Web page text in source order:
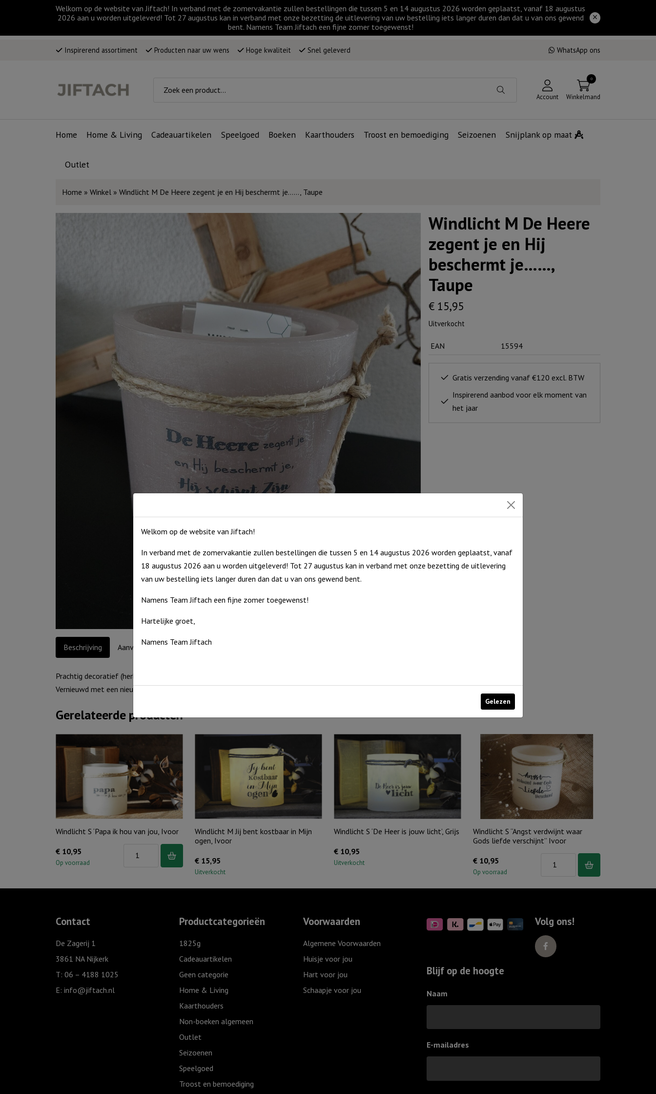
Welkom op de website van Jiftach! In verband met de zomervakantie zullen bestellingen die tussen 5 en 14 augustus 2026 worden geplaatst, vanaf 18 augustus
2026 aan u worden uitgeleverd! Tot 27 augustus kan in verband met onze bezetting de uitlevering van uw bestelling iets langer duren dan dat u van ons gewend
bent. Namens Team Jiftach een fijne zomer toegewenst!
Inspirerend assortiment Producten naar uw wens Hoge kwaliteit Snel geleverd WhatsApp ons
Account
0
Winkelmand
Home Home & Living Cadeauartikelen Speelgoed Boeken Kaarthouders Troost en bemoediging Seizoenen Snijplank op maat
Outlet
Home » Winkel » Windlicht M De Heere zegent je en Hij beschermt je……, Taupe
Windlicht M De Heere
zegent je en Hij
beschermt je……,
Taupe
€15,95
Uitverkocht
EAN 15594
Gratis verzending vanaf €120 excl. BTW
Inspirerend aanbod voor elk moment van
het jaar
Beschrijving Aanvullende informatie
Prachtig decoratief (herbruikbaar) windlicht. Met dit windlicht kunt u urenlang genieten van sfeer en licht.
Vernieuwd met een nieuw design. Grind en theelichtje worden bijgeleverd.
Gerelateerde producten
Windlicht S ‘Papa ik hou van jou, Ivoor
€ 10,95
Op voorraad
ik
Windlicht M Jij bent kostbaar in Mijn
ogen, Ivoor
€ 15,95
Uitverkocht
Windlicht S ‘De Heer is jouw licht’, Grijs
€ 10,95
Uitverkocht
Windlicht S “Angst verdwijnt waar
Gods liefde verschijnt” Ivoor
€ 10,95
Op voorraad
Gods
liefde
verschijnt"
Contact
De Zagerij 1
3861 NA Nijkerk
T: 06 – 4188 1025
E: info@jiftach.nl
Productcategorieën
1825g
Cadeauartikelen
Geen categorie
Home & Living
Kaarthouders
Non-boeken algemeen
Outlet
Seizoenen
Speelgoed
Troost en bemoediging
Voorwaarden
Algemene Voorwaarden
Huisje voor jou
Hart voor jou
Schaapje voor jou
Volg ons!
Blijf op de hoogte
Naam
E-mailadres
Welkom op de website van Jiftach!
In verband met de zomervakantie zullen bestellingen die tussen 5 en 14 augustus 2026 worden geplaatst, vanaf
18 augustus 2026 aan u worden uitgeleverd! Tot 27 augustus kan in verband met onze bezetting de uitlevering
van uw bestelling iets langer duren dan dat u van ons gewend bent.
Namens Team Jiftach een fijne zomer toegewenst!
Hartelijke groet,
Namens Team Jiftach
Gelezen